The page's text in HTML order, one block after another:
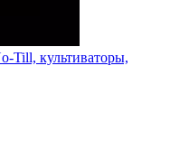
Till, культиваторы,